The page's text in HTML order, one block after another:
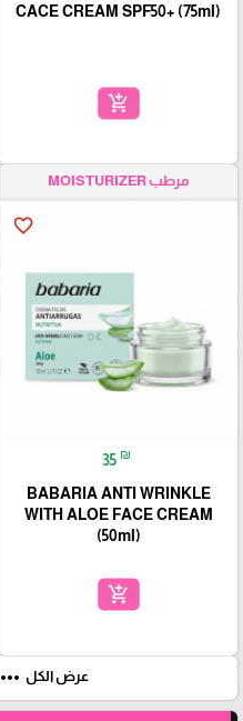
CACE CREAM SPF50+ (75ml)
add_shopping_cart
مرطب MOISTURIZER
favorite_border
35 ₪
BABARIA ANTI WRINKLE
WITH ALOE FACE CREAM
(50ml)
add_shopping_cart
عرض الكل more_horiz